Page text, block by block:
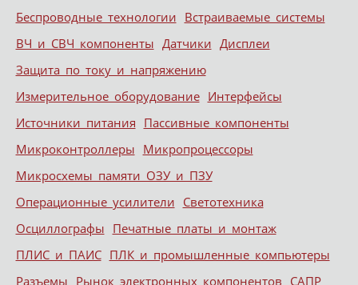
Беспроводные технологии Встраиваемые системы
ВЧ и СВЧ компоненты Датчики Дисплеи
Защита по току и напряжению
Измерительное оборудование Интерфейсы
Источники питания Пассивные компоненты
Микроконтроллеры Микропроцессоры
Микросхемы памяти ОЗУ и ПЗУ
Операционные усилители Светотехника
Осциллографы Печатные платы и монтаж
ПЛИС и ПАИС ПЛК и промышленные компьютеры
Разъемы Рынок электронных компонентов САПР